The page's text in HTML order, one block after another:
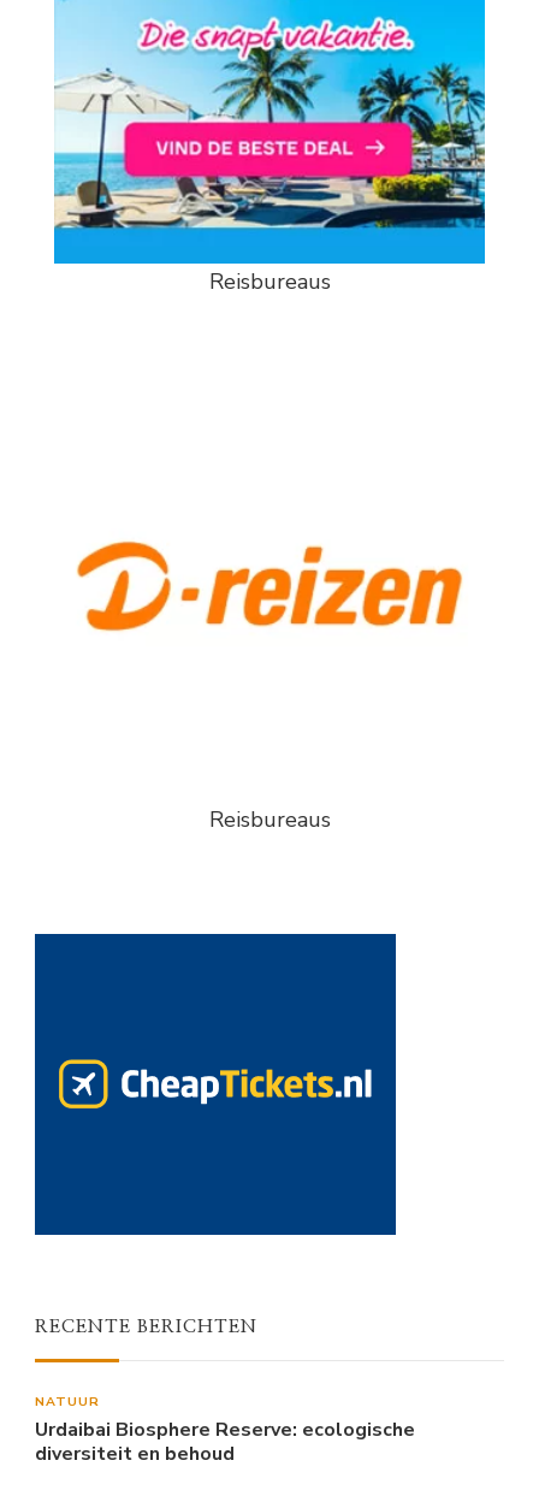
Reisbureaus
Reisbureaus
RECENTE BERICHTEN
NATUUR
Urdaibai Biosphere Reserve: ecologische
diversiteit en behoud